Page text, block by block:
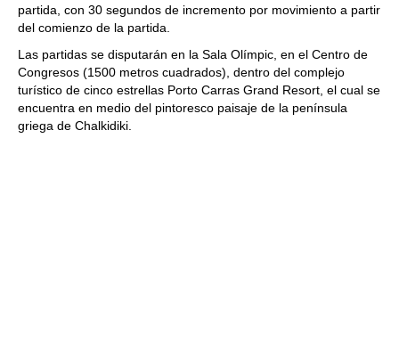
partida, con 30 segundos de incremento por movimiento a partir
del comienzo de la partida.
Las partidas se disputarán en la Sala Olímpic, en el Centro de
Congresos (1500 metros cuadrados), dentro del complejo
turístico de cinco estrellas Porto Carras Grand Resort, el cual se
encuentra en medio del pintoresco paisaje de la península
griega de Chalkidiki.